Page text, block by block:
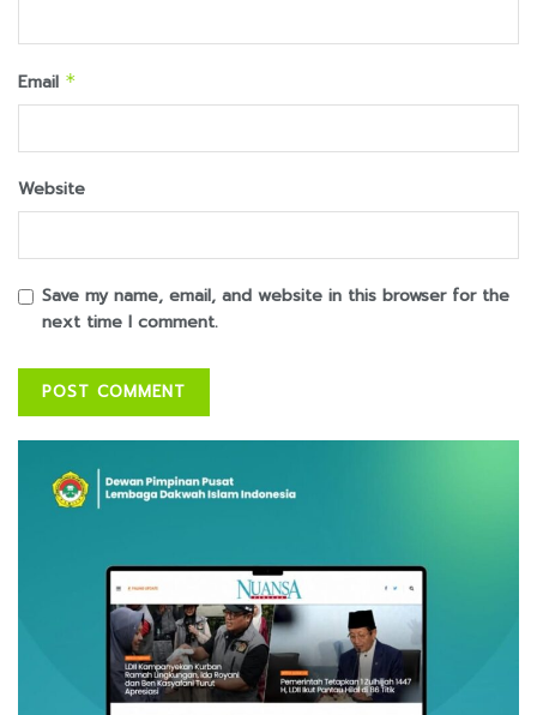
Email *
Website
Save my name, email, and website in this browser for the
next time I comment.